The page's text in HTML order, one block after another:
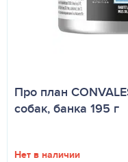
Про план
собак, банка 195 г
Нет в наличии